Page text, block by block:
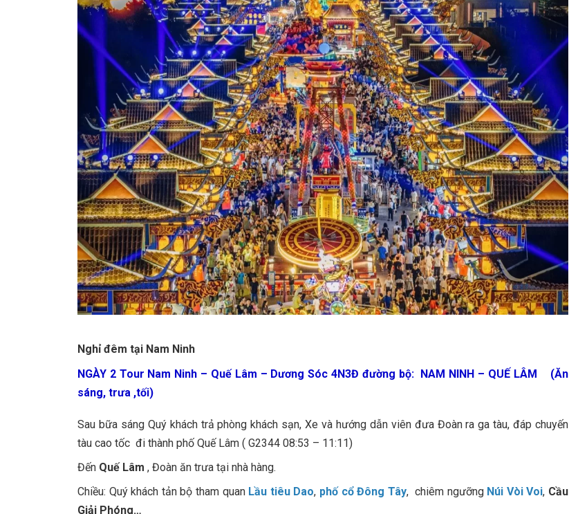
Nghỉ đêm tại Nam Ninh
NGÀY 2 Tour Nam Ninh – Quế Lâm – Dương Sóc 4N3Đ đường bộ: NAM NINH – QUẾ LÂM (Ăn
sáng, trưa ,tối)
Sau bữa sáng Quý khách trả phòng khách sạn, Xe và hướng dẫn viên đưa Đoàn ra ga tàu, đáp chuyến
tàu cao tốc đi thành phố Quế Lâm ( G2344 08:53 – 11:11)
Đến Quế Lâm , Đoàn ăn trưa tại nhà hàng.
Chiều: Quý khách tản bộ tham quan Lầu tiêu Dao, phố cổ Đông Tây, chiêm ngưỡng Núi Vòi Voi, Cầu
Giải Phóng…